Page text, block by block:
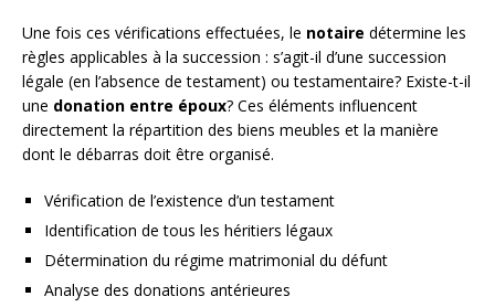
Une fois ces vérifications effectuées, le notaire détermine les
règles applicables à la succession : s’agit-il d’une succession
légale (en l’absence de testament) ou testamentaire? Existe-t-il
une donation entre époux? Ces éléments influencent
directement la répartition des biens meubles et la manière
dont le débarras doit être organisé.
Vérification de l’existence d’un testament
Identification de tous les héritiers légaux
Détermination du régime matrimonial du défunt
Analyse des donations antérieures